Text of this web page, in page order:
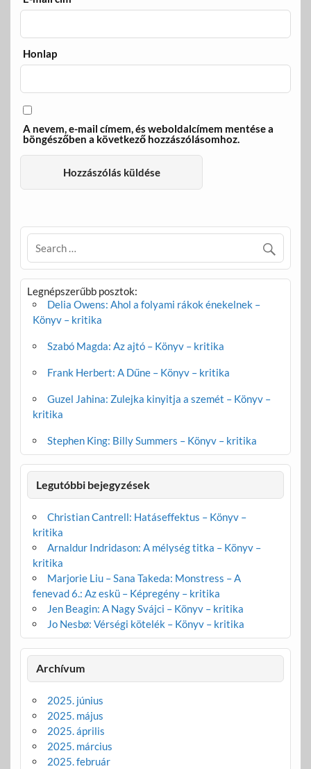
Honlap
A nevem, e-mail címem, és weboldalcímem mentése a
böngészőben a következő hozzászólásomhoz.
Legnépszerűbb posztok:
Delia Owens: Ahol a folyami rákok énekelnek –
Könyv – kritika
Szabó Magda: Az ajtó – Könyv – kritika
Frank Herbert: A Dűne – Könyv – kritika
Guzel Jahina: Zulejka kinyitja a szemét – Könyv –
kritika
Stephen King: Billy Summers – Könyv – kritika
Legutóbbi bejegyzések
Christian Cantrell: Hatáseffektus – Könyv –
kritika
Arnaldur Indridason: A mélység titka – Könyv –
kritika
Marjorie Liu – Sana Takeda: Monstress – A
fenevad 6.: Az eskü – Képregény – kritika
Jen Beagin: A Nagy Svájci – Könyv – kritika
Jo Nesbø: Vérségi kötelék – Könyv – kritika
Archívum
2025. június
2025. május
2025. április
2025. március
2025. február